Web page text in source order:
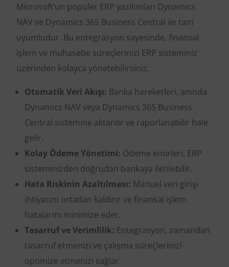
Microsoft’un popüler ERP yazılımları Dynamics
NAV ve Dynamics 365 Business Central ile tam
uyumludur. Bu entegrasyon sayesinde, finansal
işlem ve muhasebe süreçlerinizi ERP sisteminiz
üzerinden kolayca yönetebilirsiniz.
Otomatik Veri Akışı: Banka hareketleri, anında
Dynamics NAV veya Dynamics 365 Business
Central sistemine aktarılır ve raporlanabilir hale
gelir.
Kolay Ödeme Yönetimi: Ödeme emirleri, ERP
sisteminizden doğrudan bankaya iletilebilir.
Hata Riskinin Azaltılması: Manuel veri girişi
ihtiyacını ortadan kaldırır ve finansal işlem
hatalarını minimize eder.
Tasarruf ve Verimlilik: Entegrasyon, zamandan
tasarruf etmenizi ve çalışma süreçlerinizi
optimize etmenizi sağlar.